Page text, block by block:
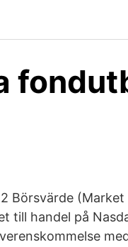
Börsvärde
till handel på